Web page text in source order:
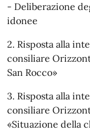
- Deliberazione
idonee
2. Risposta alla
consiliare
San Rocco»
3. Risposta alla
consiliare
«Situazione della